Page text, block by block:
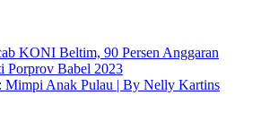
KONI Beltim, 90 Persen Anggaran
Babel 2023
Mimpi Anak Pulau | By Nelly Kartins